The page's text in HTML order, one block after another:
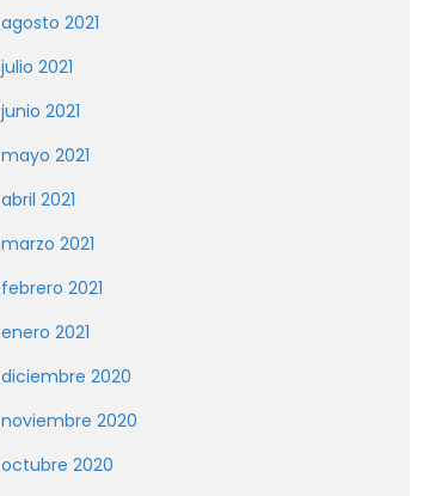
agosto 2021
julio 2021
junio 2021
mayo 2021
abril 2021
marzo 2021
febrero 2021
enero 2021
diciembre 2020
noviembre 2020
octubre 2020